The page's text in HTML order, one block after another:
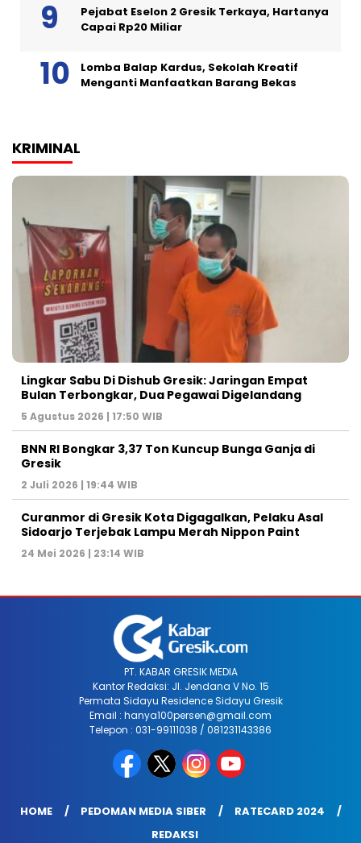
Pejabat Eselon 2 Gresik Terkaya, Hartanya
Capai Rp20 Miliar
Lomba Balap Kardus, Sekolah Kreatif
Menganti Manfaatkan Barang Bekas
KRIMINAL
Lingkar Sabu Di Dishub Gresik: Jaringan Empat
Bulan Terbongkar, Dua Pegawai Digelandang
5 Agustus 2026 | 17:50 WIB
BNN RI Bongkar 3,37 Ton Kuncup Bunga Ganja di
Gresik
2 Juli 2026 | 19:44 WIB
Curanmor di Gresik Kota Digagalkan, Pelaku Asal
Sidoarjo Terjebak Lampu Merah Nippon Paint
24 Mei 2026 | 23:14 WIB
PT. KABAR GRESIK MEDIA
Kantor Redaksi: Jl. Jendana V No. 15
Permata Sidayu Residence Sidayu Gresik
Email : hanya100persen@gmail.com
Telepon : 031-99111038 / 081231143386
HOME PEDOMAN MEDIA SIBER
RATECARD 2024
REDAKSI